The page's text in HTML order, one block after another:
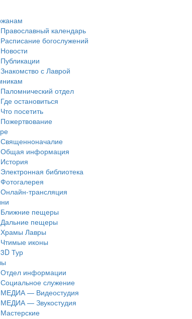
Православный календарь
Расписание богослужений
Новости
Публикации
Знакомство с Лаврой
Паломнический отдел
Где остановиться
Что посетить
Пожертвование
Священноначалие
Общая информация
История
Электронная библиотека
Фотогалерея
Онлайн-трансляция
Ближние пещеры
Дальние пещеры
Храмы Лавры
Чтимые иконы
3D Тур
Отдел информации
Социальное служение
МЕДИА — Видеостудия
МЕДИА — Звукостудия
Мастерские